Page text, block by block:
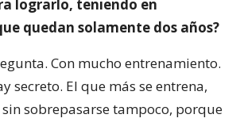
lograrlo, teniendo en
quedan solamente dos años?
Con mucho entrenamiento.
secreto. El que más se entrena,
sobrepasarse tampoco, porque